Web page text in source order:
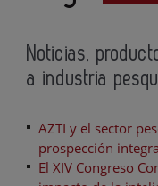
Noticias,
a industria
AZTI y el sector
prospección
El XIV Congreso